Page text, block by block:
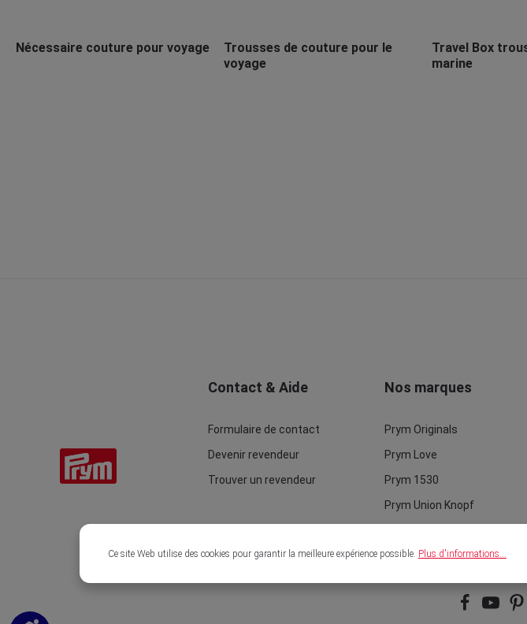
Nécessaire couture pour voyage
Trousses de couture pour le
voyage
Travel Box
marine
Contact & Aide
Formulaire de contact
Devenir revendeur
Trouver un revendeur
Nos marques
Prym Originals
Prym Love
Prym 1530
Prym Union Knopf
Ce site Web utilise des cookies pour garantir la meilleure expérience possible. Plus d'informations...